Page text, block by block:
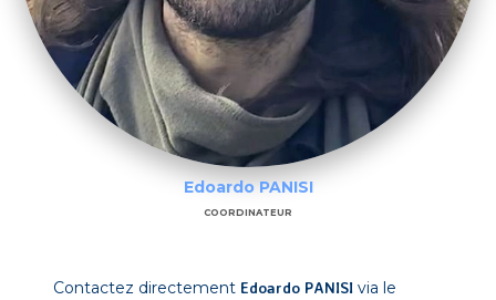
Edoardo PANISI
COORDINATEUR
Contactez directement Edoardo PANISI via le